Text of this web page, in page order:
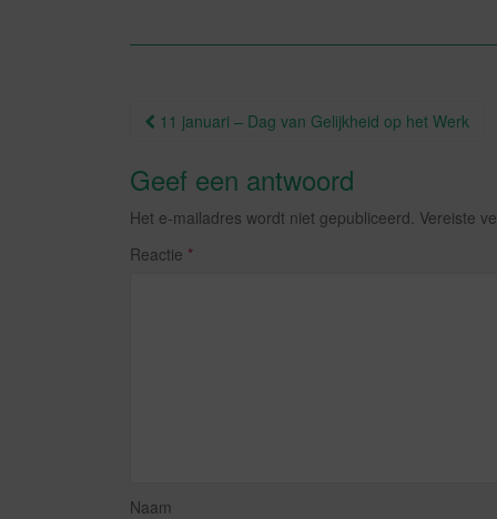
b
o
Berichtnavigatie
11 januari – Dag van Gelijkheid op het Werk
Geef een antwoord
Het e-mailadres wordt niet gepubliceerd. Vereiste
Reactie *
Naam